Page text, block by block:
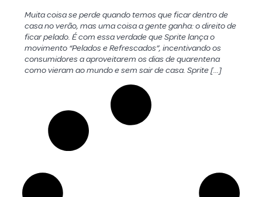
Muita coisa se perde quando temos que ficar dentro de
casa no verão, mas uma coisa a gente ganha: o direito de
ficar pelado. É com essa verdade que Sprite lança o
movimento “Pelados e Refrescados”, incentivando os
consumidores a aproveitarem os dias de quarentena
como vieram ao mundo e sem sair de casa. Sprite […]